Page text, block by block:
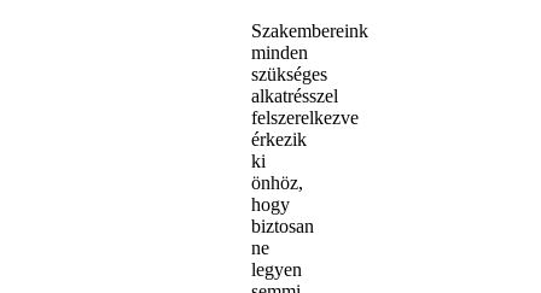
Szakembereink
minden
szükséges
alkatrésszel
felszerelkezve
érkezik
ki
önhöz,
hogy
biztosan
ne
legyen